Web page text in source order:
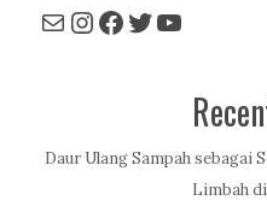
MailInstagram
Facebook
Twitter
YouTube
Daur Ulang Sampah sebagai
Limbah